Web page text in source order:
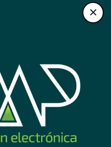
Access Point Hikvision
3000M Gigabit para exterior